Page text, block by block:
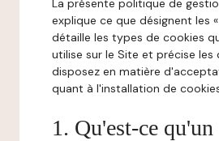
La présente politique de
explique ce que désignent les
détaille les types de cookies
utilise sur le Site et précise
disposez en matière
quant à l'installation de
1. Qu'est-ce